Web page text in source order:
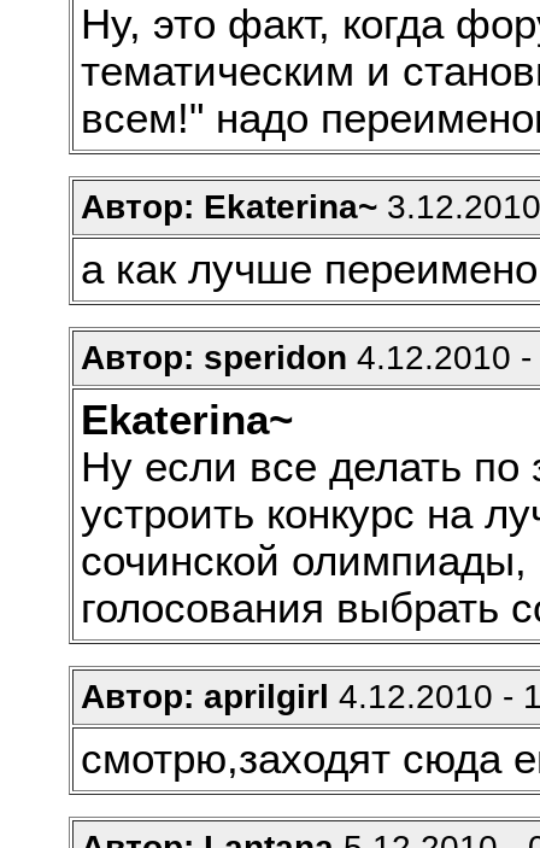
Ну, это факт, когда
тематическим и
всем!" надо
Автор: Ekaterina~
а как лучше
Автор: speridon 4.12.2010
Ekaterina~
Ну если все делать по
устроить конкурс на
сочинской олимпиады,
голосования выбрать
Автор: aprilgirl 4.12.2010 -
смотрю,заходят сюда